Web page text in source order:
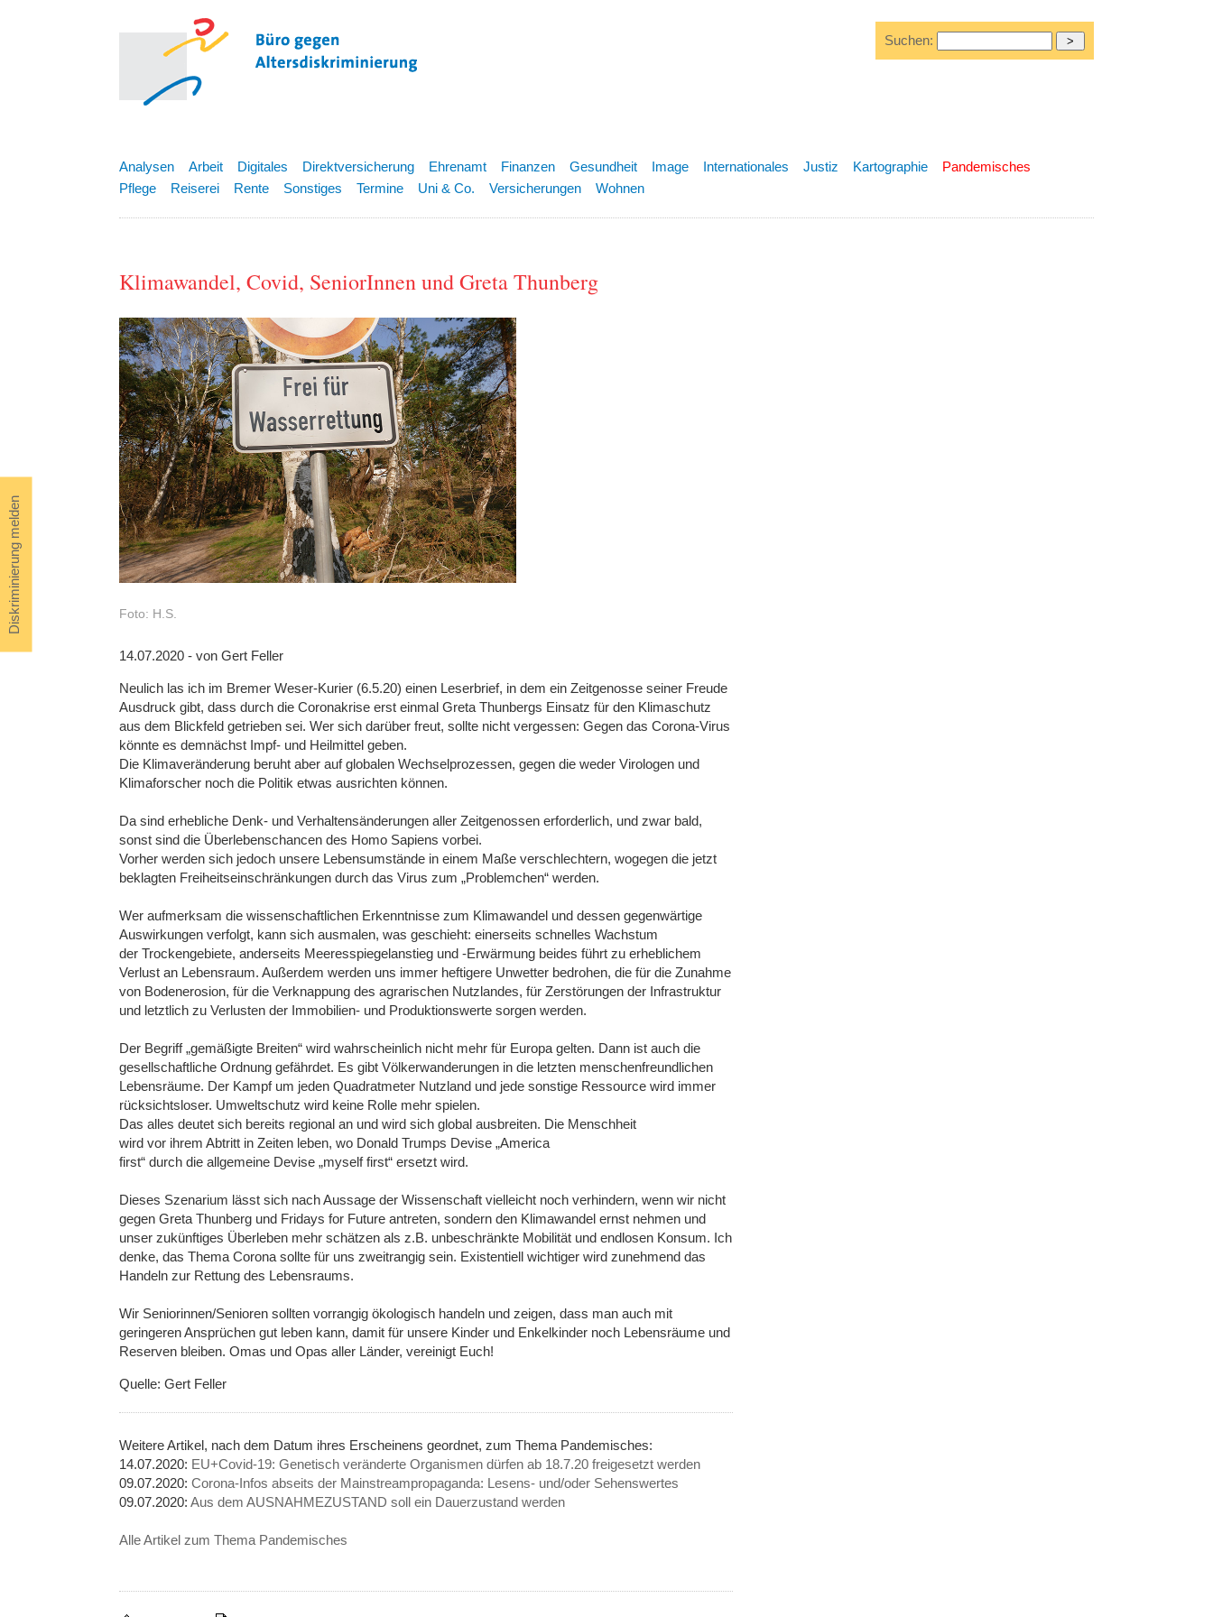
Diskriminierung melden
Suchen:
Analysen Arbeit Digitales Direktversicherung Ehrenamt Finanzen Gesundheit Image Internationales Justiz Kartographie
Pandemisches
Pflege
Reiserei Rente Sonstiges Termine Uni & Co. Versicherungen Wohnen
Klimawandel, Covid, SeniorInnen und Greta Thunberg
Foto: H.S.
14.07.2020 - von Gert Feller
Neulich las ich im Bremer Weser-Kurier (6.5.20) einen Leserbrief, in dem ein Zeitgenosse seiner Freude
Ausdruck gibt, dass durch die Coronakrise erst einmal Greta Thunbergs Einsatz für den Klimaschutz
aus dem Blickfeld getrieben sei. Wer sich darüber freut, sollte nicht vergessen: Gegen das Corona-Virus
könnte es demnächst Impf- und Heilmittel geben.
Die Klimaveränderung beruht aber auf globalen Wechselprozessen, gegen die weder Virologen und
Klimaforscher noch die Politik etwas ausrichten können.
Da sind erhebliche Denk- und Verhaltensänderungen aller Zeitgenossen erforderlich, und zwar bald,
sonst sind die Überlebenschancen des Homo Sapiens vorbei.
Vorher werden sich jedoch unsere Lebensumstände in einem Maße verschlechtern, wogegen die jetzt
beklagten Freiheitseinschränkungen durch das Virus zum „Problemchen“ werden.
Wer aufmerksam die wissenschaftlichen Erkenntnisse zum Klimawandel und dessen gegenwärtige
Auswirkungen verfolgt, kann sich ausmalen, was geschieht: einerseits schnelles Wachstum
der Trockengebiete, anderseits Meeresspiegelanstieg und -Erwärmung beides führt zu erheblichem
Verlust an Lebensraum. Außerdem werden uns immer heftigere Unwetter bedrohen, die für die Zunahme
von Bodenerosion, für die Verknappung des agrarischen Nutzlandes, für Zerstörungen der Infrastruktur
und letztlich zu Verlusten der Immobilien- und Produktionswerte sorgen werden.
Der Begriff „gemäßigte Breiten“ wird wahrscheinlich nicht mehr für Europa gelten. Dann ist auch die
gesellschaftliche Ordnung gefährdet. Es gibt Völkerwanderungen in die letzten menschenfreundlichen
Lebensräume. Der Kampf um jeden Quadratmeter Nutzland und jede sonstige Ressource wird immer
rücksichtsloser. Umweltschutz wird keine Rolle mehr spielen.
Das alles deutet sich bereits regional an und wird sich global ausbreiten. Die Menschheit
wird vor ihrem Abtritt in Zeiten leben, wo Donald Trumps Devise „America
first“ durch die allgemeine Devise „myself first“ ersetzt wird.
Dieses Szenarium lässt sich nach Aussage der Wissenschaft vielleicht noch verhindern, wenn wir nicht
gegen Greta Thunberg und Fridays for Future antreten, sondern den Klimawandel ernst nehmen und
unser zukünftiges Überleben mehr schätzen als z.B. unbeschränkte Mobilität und endlosen Konsum. Ich
denke, das Thema Corona sollte für uns zweitrangig sein. Existentiell wichtiger wird zunehmend das
Handeln zur Rettung des Lebensraums.
Wir Seniorinnen/Senioren sollten vorrangig ökologisch handeln und zeigen, dass man auch mit
geringeren Ansprüchen gut leben kann, damit für unsere Kinder und Enkelkinder noch Lebensräume und
Reserven bleiben. Omas und Opas aller Länder, vereinigt Euch!
Quelle: Gert Feller
Weitere Artikel, nach dem Datum ihres Erscheinens geordnet, zum Thema Pandemisches:
14.07.2020: EU+Covid-19: Genetisch veränderte Organismen dürfen ab 18.7.20 freigesetzt werden
09.07.2020: Corona-Infos abseits der Mainstreampropaganda: Lesens- und/oder Sehenswertes
09.07.2020: Aus dem AUSNAHMEZUSTAND soll ein Dauerzustand werden
Alle Artikel zum Thema Pandemisches